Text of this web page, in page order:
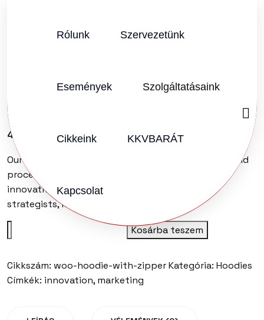
Rólunk Szervezetünk
Események Szolgáltatásaink
Cikkeink KKVBARÁT
Kapcsolat
Basic Gray Cap
45
Our small, flexible, agile and design-led structures and
processes allow us to be highly responsive and
innovative. We’re made of passionate leaders,
strategists, managers.
Gray
quantity
Kosárba teszem
Cikkszám: woo-hoodie-with-zipperKategória: Hoodies
Címkék: innovation, marketing